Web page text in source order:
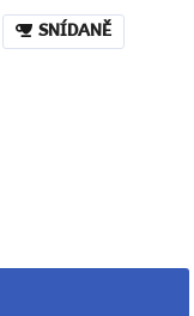
SNÍDANĚ